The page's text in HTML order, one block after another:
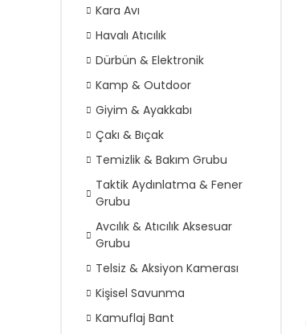
Kara Avı
Havalı Atıcılık
Dürbün & Elektronik
Kamp & Outdoor
Giyim & Ayakkabı
Çakı & Bıçak
Temizlik & Bakım Grubu
Taktik Aydınlatma & Fener
Grubu
Avcılık & Atıcılık Aksesuar
Grubu
Telsiz & Aksiyon Kamerası
Kişisel Savunma
Kamuflaj Bant